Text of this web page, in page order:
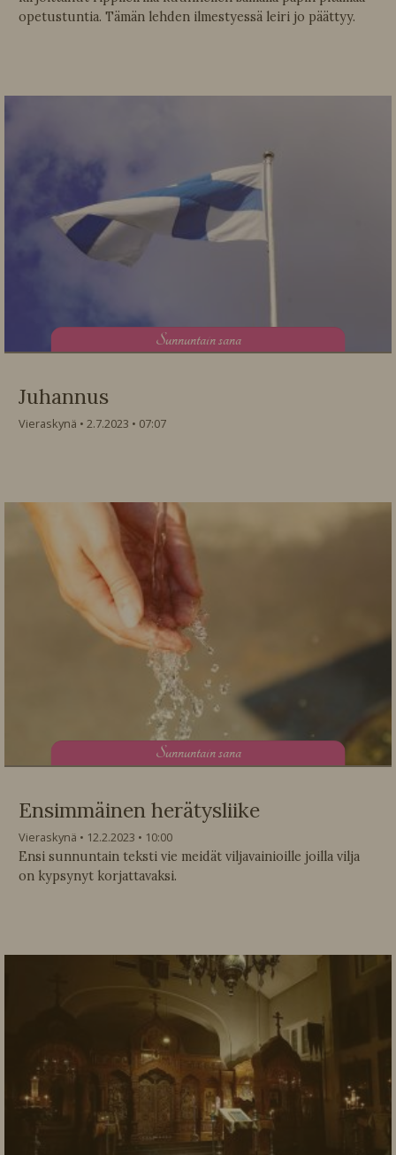
opetustuntia. Tämän lehden ilmestyessä leiri jo päättyy.
Sunnuntain sana
Juhannus
Vieraskynä 2.7.2023 07:07
Sunnuntain sana
Ensimmäinen herätysliike
Vieraskynä 12.2.2023
10:00
Ensi sunnuntain teksti vie meidät viljavainioille joilla vilja
on kypsynyt korjattavaksi.